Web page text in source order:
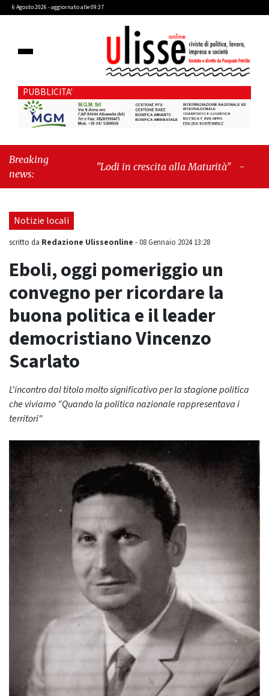
6 Agosto 2026 - aggiornato alle 09:37
PUBBLICITA'
Breaking
news:
"Lodi in crescita alla Maturità" -"Cava de’
Notizie locali
scritto da Redazione Ulisseonline -08 Gennaio 2024 13:28
Eboli, oggi pomeriggio un
convegno per ricordare la
buona politica e il leader
democristiano Vincenzo
Scarlato
L'incontro dal titolo molto significativo per la stagione politica
che viviamo "Quando la politica nazionale rappresentava i
territori"